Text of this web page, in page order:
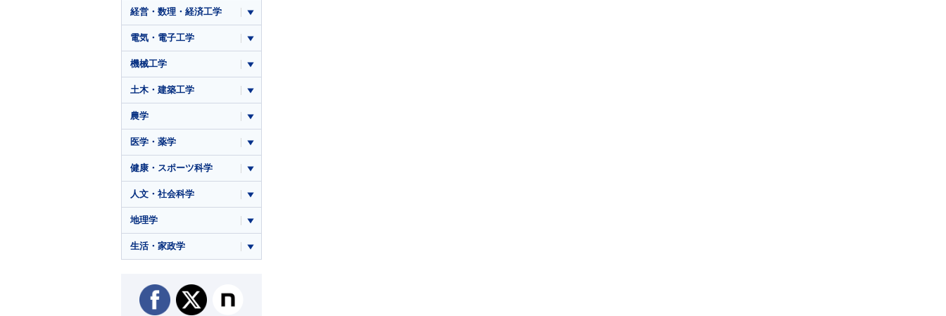
経営・数理・経済工学
電気・電子工学
機械工学
土木・建築工学
農学
医学・薬学
健康・スポーツ科学
人文・社会科学
地理学
生活・家政学